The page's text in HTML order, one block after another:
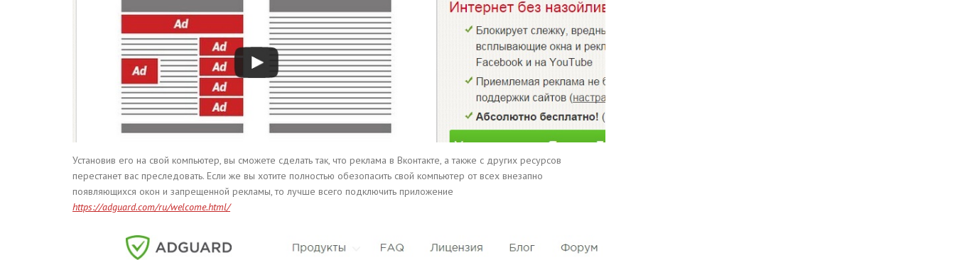
Установив его на свой компьютер, вы сможете сделать так, что реклама в Вконтакте, а также с других ресурсов
перестанет вас преследовать. Если же вы хотите полностью обезопасить свой компьютер от всех внезапно
появляющихся окон и запрещенной рекламы, то лучше всего подключить приложение
https://adguard.com/ru/welcome.html/